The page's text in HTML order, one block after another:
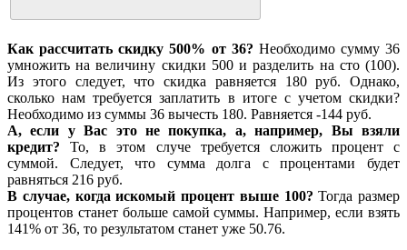
Как рассчитать скидку 500% от 36? Необходимо сумму 36
умножить на величину скидки 500 и разделить на сто (100).
Из этого следует, что скидка равняется 180 руб. Однако,
сколько нам требуется заплатить в итоге с учетом скидки?
Необходимо из суммы 36 вычесть 180. Равняется -144 руб.
А, если у Вас это не покупка, а, например, Вы взяли
кредит? То, в этом случе требуется сложить процент с
суммой. Следует, что сумма долга с процентами будет
равняться 216 руб.
В случае, когда искомый процент выше 100? Тогда размер
процентов станет больше самой суммы. Например, если взять
141% от 36, то результатом станет уже 50.76.